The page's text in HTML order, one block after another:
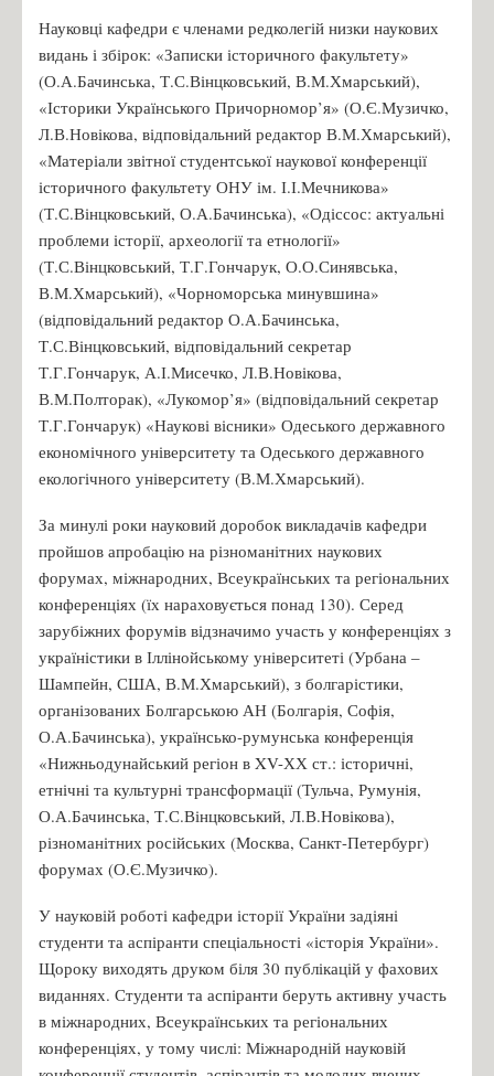
Науковці кафедри є членами редколегій низки наукових
видань і збірок: «Записки історичного факультету»
(О.А.Бачинська, Т.С.Вінцковський, В.М.Хмарський),
«Історики Українського Причорномор’я» (О.Є.Музичко,
Л.В.Новікова, відповідальний редактор В.М.Хмарський),
«Матеріали звітної студентської наукової конференції
історичного факультету ОНУ ім. І.І.Мечникова»
(Т.С.Вінцковський, О.А.Бачинська), «Одіссос: актуальні
проблеми історії, археології та етнології»
(Т.С.Вінцковський, Т.Г.Гончарук, О.О.Синявська,
В.М.Хмарський), «Чорноморська минувшина»
(відповідальний редактор О.А.Бачинська,
Т.С.Вінцковський, відповідальний секретар
Т.Г.Гончарук, А.І.Мисечко, Л.В.Новікова,
В.М.Полторак), «Лукомор’я» (відповідальний секретар
Т.Г.Гончарук) «Наукові вісники» Одеського державного
економічного університету та Одеського державного
екологічного університету (В.М.Хмарський).
За минулі роки науковий доробок викладачів кафедри
пройшов апробацію на різноманітних наукових
форумах, міжнародних, Всеукраїнських та регіональних
конференціях (їх нараховується понад 130). Серед
зарубіжних форумів відзначимо участь у конференціях з
україністики в Іллінойському університеті (Урбана –
Шампейн, США, В.М.Хмарський), з болгарістики,
організованих Болгарською АН (Болгарія, Софія,
О.А.Бачинська), українсько-румунська конференція
«Нижньодунайський регіон в XV-ХХ ст.: історичні,
етнічні та культурні трансформації (Тульча, Румунія,
О.А.Бачинська, Т.С.Вінцковський, Л.В.Новікова),
різноманітних російських (Москва, Санкт-Петербург)
форумах (О.Є.Музичко).
У науковій роботі кафедри історії України задіяні
студенти та аспіранти спеціальності «історія України».
Щороку виходять друком біля 30 публікацій у фахових
виданнях. Студенти та аспіранти беруть активну участь
в міжнародних, Всеукраїнських та регіональних
конференціях, у тому числі: Міжнародній науковій